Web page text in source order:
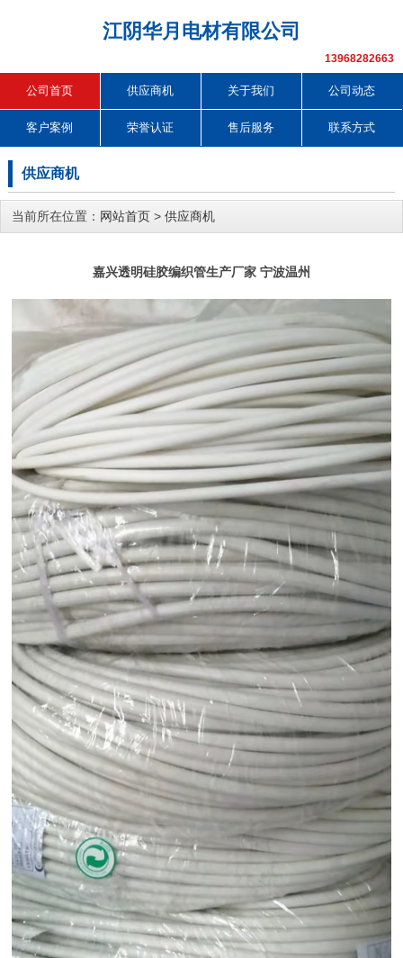
江阴华月电材有限公司
13968282663
公司首页 供应商机 关于我们 公司动态
客户案例 荣誉认证 售后服务 联系方式
供应商机
当前所在位置： 网站首页 > 供应商机
嘉兴透明硅胶编织管生产厂家 宁波温州